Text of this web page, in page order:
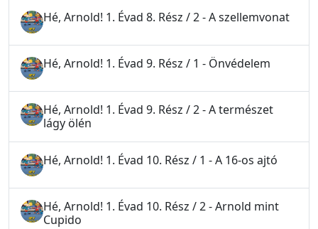
Hé, Arnold! 1. Évad 8. Rész / 2 - A szellemvonat
Hé, Arnold! 1. Évad 9. Rész / 1 - Önvédelem
Hé, Arnold! 1. Évad 9. Rész / 2 - A természet
lágy ölén
Hé, Arnold! 1. Évad 10. Rész / 1 - A 16-os ajtó
Hé, Arnold! 1. Évad 10. Rész / 2 - Arnold mint
Cupido